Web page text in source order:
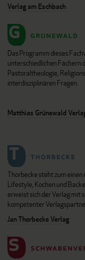
Verlag am Eschbach
Das Programm dieses
unterschiedlichen Fächern
Pastoraltheologie,
interdisziplinären Fragen.
Matthias Grünewald
Thorbecke steht zum
Lifestyle, Kochen und
erweist sich der Verlag mit
kompetenter
Jan Thorbecke Verlag